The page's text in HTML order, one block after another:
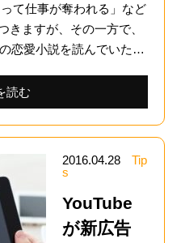
て仕事が奪われる」など
きますが、その一方で、
恋愛小説を読んでいた…
読む
2016.04.28
Tip
s
YouTube
が新広告